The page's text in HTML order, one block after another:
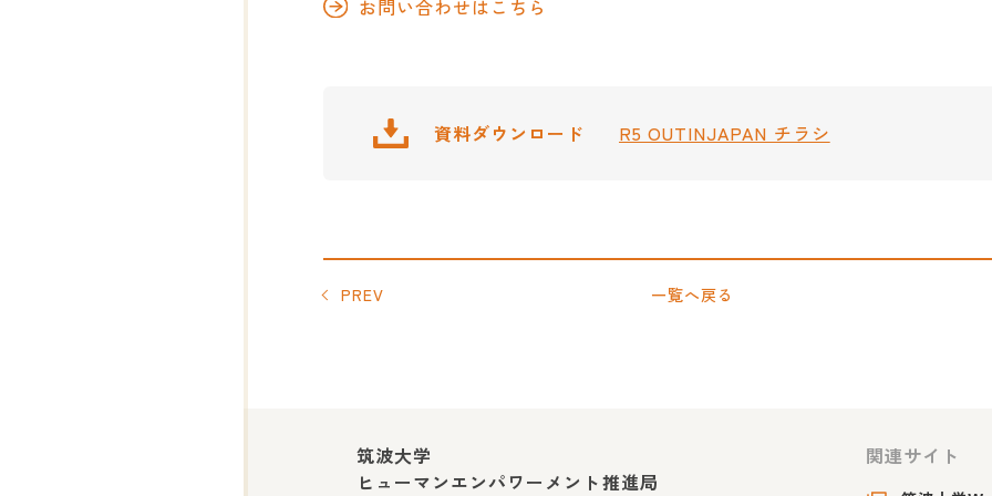
お問い合わせはこちら
資料ダウンロード R5 OUTINJAPAN チラシ
PREV 一覧へ戻る
筑波大学
ヒューマンエンパワーメント推進局
関連サイト